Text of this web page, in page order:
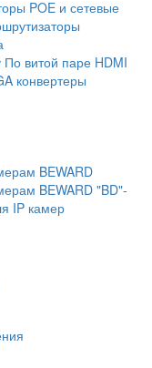
POE и сетевые
По витой паре HDMI
конвертеры
BEWARD
BEWARD "BD"-
IP камер